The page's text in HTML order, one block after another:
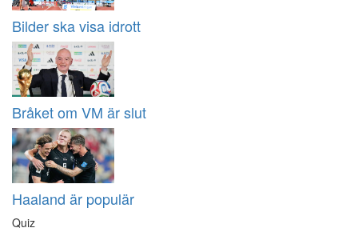
Bilder ska visa idrott
Bråket om VM är slut
Haaland är populär
Quiz